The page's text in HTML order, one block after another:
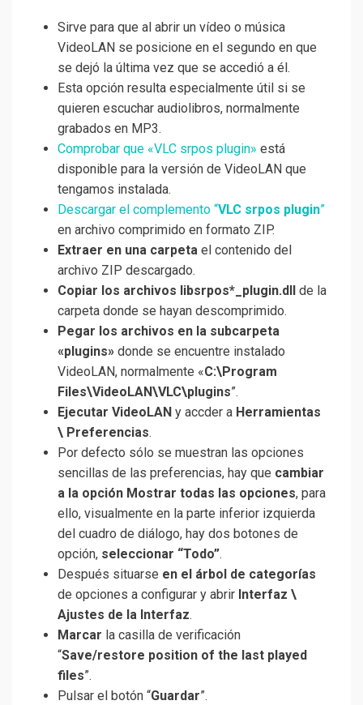
Sirve para que al abrir un vídeo o música
VideoLAN se posicione en el segundo en que
se dejó la última vez que se accedió a él.
Esta opción resulta especialmente útil si se
quieren escuchar audiolibros, normalmente
grabados en MP3.
Comprobar que «VLC srpos plugin» está
disponible para la versión de VideoLAN que
tengamos instalada.
Descargar el complemento “VLC srpos plugin”
en archivo comprimido en formato ZIP.
Extraer en una carpeta el contenido del
archivo ZIP descargado.
Copiar los archivos libsrpos*_plugin.dll
de la
carpeta donde se hayan descomprimido.
Pegar los archivos en la subcarpeta
«plugins» donde se encuentre instalado
VideoLAN, normalmente «C:\Program
Files\VideoLAN\VLC\plugins”.
Ejecutar VideoLAN y accder a Herramientas
\ Preferencias.
Por defecto sólo se muestran las opciones
sencillas de las preferencias, hay que cambiar
a la opción Mostrar todas las opciones, para
ello, visualmente en la parte inferior izquierda
del cuadro de diálogo, hay dos botones de
opción, seleccionar “Todo”.
Después situarse en el árbol de categorías
de opciones a configurar y abrir Interfaz \
Ajustes de la Interfaz.
Marcar la casilla de verificación
“Save/restore position of the last played
files”.
Pulsar el botón “Guardar”.